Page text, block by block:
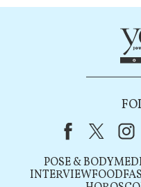
Facebook
X（
POSE & BODY
INTERVIEWFOOD